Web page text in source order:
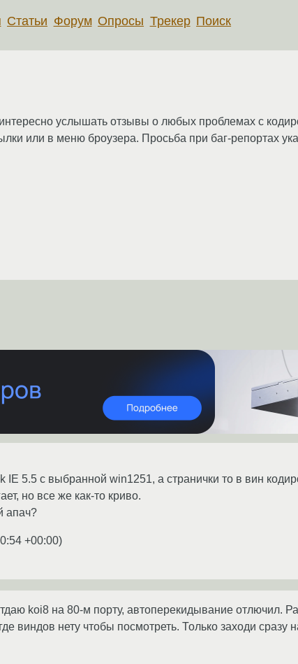
Статьи Форум Опросы Трекер Поиск
услышать отзывы о любых проблемах с
или в меню броузера. Просьба при баг-репортах
5.5 с выбранной win1251, а странички то в вин
но все же как-то криво.
апач?
+00:00)
koi8 на 80-м порту, автоперекидывание отлючил.
виндов нету чтобы посмотреть. Только заходи сразу